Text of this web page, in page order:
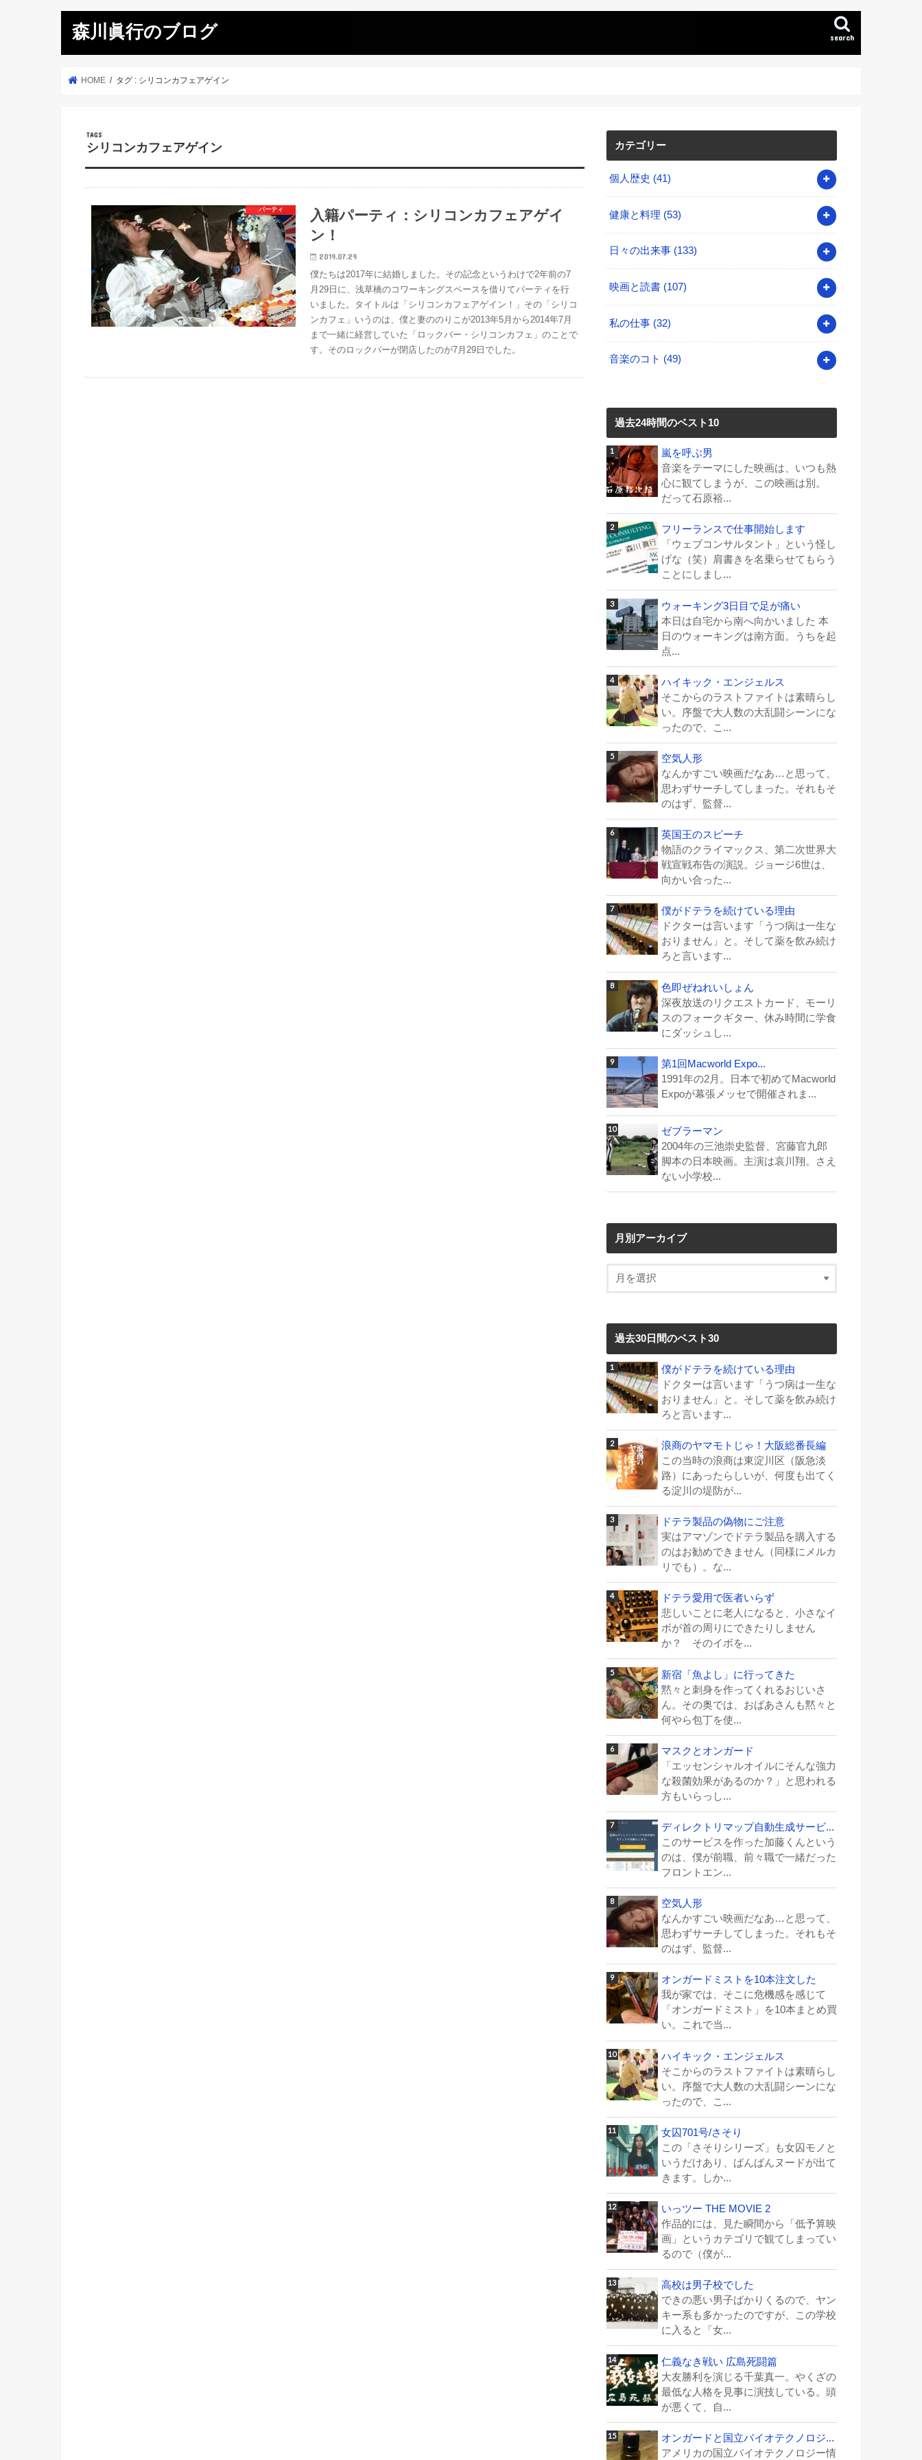
森川眞行のブログ search
HOME タグ : シリコンカフェアゲイン
シリコンカフェアゲイン
パーティ
入籍パーティ：シリコンカフェアゲイ
ン！
2019.07.29
僕たちは2017年に結婚しました。その記念というわけで2年前の7
月29日に、浅草橋のコワーキングスペースを借りてパーティを行
いました。タイトルは「シリコンカフェアゲイン！」その「シリコ
ンカフェ」いうのは、僕と妻ののりこが2013年5月から2014年7月
まで一緒に経営していた「ロックバー・シリコンカフェ」のことで
す。そのロックバーが閉店したのが7月29日でした。
カテゴリー
個人歴史 (41)
健康と料理 (53)
日々の出来事 (133)
映画と読書 (107)
私の仕事 (32)
音楽のコト (49)
過去24時間のベスト10
嵐を呼ぶ男
音楽をテーマにした映画は、いつも熱
心に観てしまうが、この映画は別。
だって石原裕...
フリーランスで仕事開始します
「ウェブコンサルタント」という怪し
げな（笑）肩書きを名乗らせてもらう
ことにしまし...
ウォーキング3日目で足が痛い
本日は自宅から南へ向かいました 本
日のウォーキングは南方面。うちを起
点...
ハイキック・エンジェルス
そこからのラストファイトは素晴らし
い。序盤で大人数の大乱闘シーンにな
ったので、こ...
空気人形
なんかすごい映画だなあ…と思って、
思わずサーチしてしまった。それもそ
のはず、監督...
英国王のスピーチ
物語のクライマックス、第二次世界大
戦宣戦布告の演説。ジョージ6世は、
向かい合った...
僕がドテラを続けている理由
ドクターは言います「うつ病は一生な
おりません」と。そして薬を飲み続け
ろと言います...
色即ぜねれいしょん
深夜放送のリクエストカード、モーリ
スのフォークギター、休み時間に学食
にダッシュし...
第1回Macworld Expo...
1991年の2月。日本で初めてMacworld
Expoが幕張メッセで開催されま...
ゼブラーマン
2004年の三池崇史監督、宮藤官九郎
脚本の日本映画。主演は哀川翔。さえ
ない小学校...
月別アーカイブ
過去30日間のベスト30
僕がドテラを続けている理由
ドクターは言います「うつ病は一生な
おりません」と。そして薬を飲み続け
ろと言います...
浪商のヤマモトじゃ！大阪総番長編
この当時の浪商は東淀川区（阪急淡
路）にあったらしいが、何度も出てく
る淀川の堤防が...
ドテラ製品の偽物にご注意
実はアマゾンでドテラ製品を購入する
のはお勧めできません（同様にメルカ
リでも）。な...
ドテラ愛用で医者いらず
悲しいことに老人になると、小さなイ
ボが首の周りにできたりしません
か？ そのイボを...
新宿「魚よし」に行ってきた
黙々と刺身を作ってくれるおじいさ
ん。その奥では、おばあさんも黙々と
何やら包丁を使...
マスクとオンガード
「エッセンシャルオイルにそんな強力
な殺菌効果があるのか？」と思われる
方もいらっし...
ディレクトリマップ自動生成サービ...
このサービスを作った加藤くんという
のは、僕が前職、前々職で一緒だった
フロントエン...
空気人形
なんかすごい映画だなあ…と思って、
思わずサーチしてしまった。それもそ
のはず、監督...
オンガードミストを10本注文した
我が家では、そこに危機感を感じて
「オンガードミスト」を10本まとめ買
い。これで当...
ハイキック・エンジェルス
そこからのラストファイトは素晴らし
い。序盤で大人数の大乱闘シーンにな
ったので、こ...
女囚701号/さそり
この「さそりシリーズ」も女囚モノと
いうだけあり、ばんばんヌードが出て
きます。しか...
いっツー THE MOVIE 2
作品的には、見た瞬間から「低予算映
画」というカテゴリで観てしまってい
るので（僕が...
高校は男子校でした
できの悪い男子ばかりくるので、ヤン
キー系も多かったのですが、この学校
に入ると「女...
仁義なき戦い 広島死闘篇
大友勝利を演じる千葉真一。やくざの
最低な人格を見事に演技している。頭
が悪くて、自...
オンガードと国立バイオテクノロジ...
アメリカの国立バイオテクノロジー情